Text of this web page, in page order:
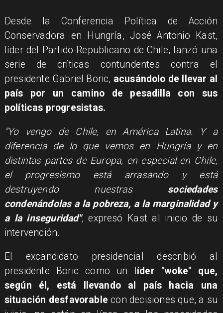
Desde la Conferencia Política de Acción
Conservadora en Hungría, José Antonio Kast,
líder del Partido Republicano de Chile, lanzó una
serie de críticas contundentes contra el
presidente Gabriel Boric, acusándolo de llevar al
país por un camino de pesadilla con sus
políticas progresistas.
"Yo vengo de Chile, en América Latina. Y a
diferencia de lo que vemos en Hungría y en
distintas partes de Europa, en especial en Chile,
el progresismo está arrasando y está
destruyendo nuestras sociedades
condenándolas a la pobreza, a la marginalidad y
a la inseguridad", expresó Kast al inicio de su
intervención.
El excandidato presidencial describió al
presidente Boric como un l íder "woke" que,
según él, está llevando al país hacia una
situación desfavorable con decisiones que, a su